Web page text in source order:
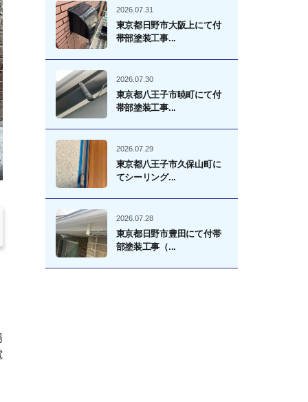
2026.07.31
東京都日野市大阪上にて付
帯部塗装工事...
2026.07.30
東京都八王子市暁町にて付
帯部塗装工事...
2026.07.29
東京都八王子市久保山町に
てシーリング...
2026.07.28
東京都日野市豊田にて付帯
部塗装工事（...